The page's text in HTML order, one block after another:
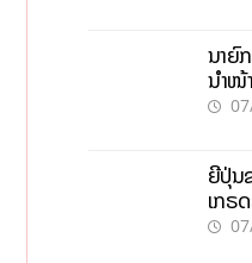
ນາຍົ
ນຳໜ້
ທຶນສ
ຍີ່ປຸ່ນ
ເກຣ
ການ